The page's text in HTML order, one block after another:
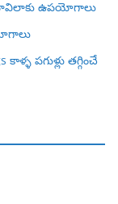
వావిలాకు ఉపయోగాలు
పగుళ్లు తగ్గించే